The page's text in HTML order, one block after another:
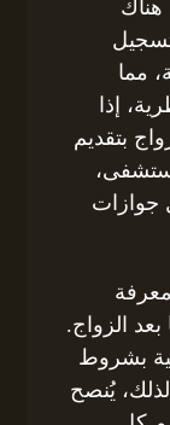
هناك
مما
إذا
بتقديم
جوازات
بعد الزواج.
بشروط
يُنصح